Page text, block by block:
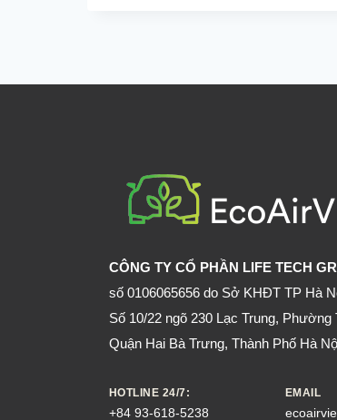
PHÒNG
TOÀN,
TIẾT
KIỆM
CÔNG TY CỔ PHẦN LIFE TECH
số 0106065656 do Sở KHĐT TP Hà
Số 10/22 ngõ 230 Lạc Trung, Phường
Quận Hai Bà Trưng, Thành Phố Hà
HOTLINE 24/7:
+84 93-618-5238
EMAIL